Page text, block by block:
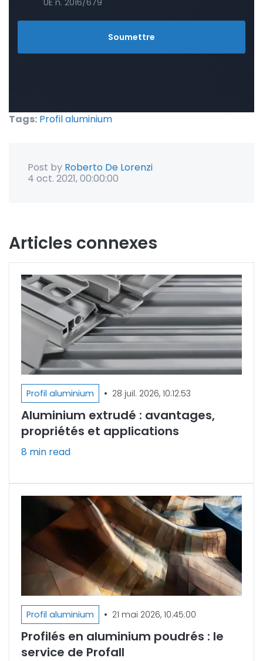
Tags: Profil aluminium
Post by Roberto De Lorenzi
4 oct. 2021, 00:00:00
Articles connexes
Profil aluminium • 28 juil. 2026, 10:12:53
Aluminium extrudé : avantages,
propriétés et applications
8 min read
Profil aluminium • 21 mai 2026, 10:45:00
Profilés en aluminium poudrés : le
service de Profall